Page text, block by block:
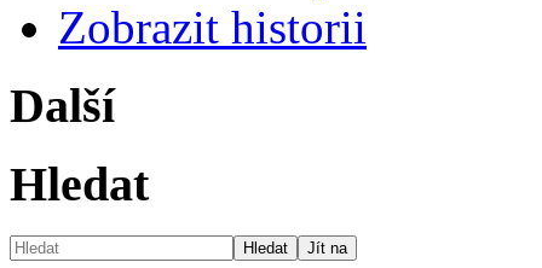
Zobrazit historii
Další
Hledat